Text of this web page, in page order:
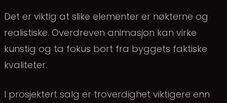
Det er viktig at slike elementer er nøkterne og
realistiske. Overdreven animasjon kan virke
kunstig og ta fokus bort fra byggets faktiske
kvaliteter.
I prosjektert salg er troverdighet viktigere enn